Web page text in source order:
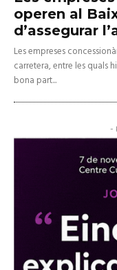
operen al
d’assegurar
Les empreses
carretera, entre les quals
bona part...
-